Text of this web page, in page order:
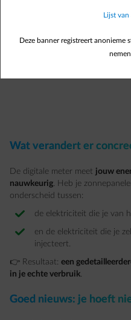
Wat verandert er
De digitale meter meet jouw
nauwkeurig. Heb je
onderscheid tussen:
de elektriciteit die je van
en de elektriciteit die je
injecteert.
👉 Resultaat: een
in je echte verbruik.
Goed nieuws: je hoeft
Lijst van
Deze banner registreert anonieme